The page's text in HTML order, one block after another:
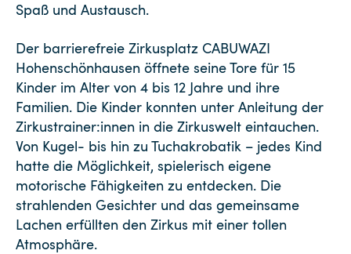
Spaß und Austausch.
Der barrierefreie Zirkusplatz CABUWAZI
Hohenschönhausen öffnete seine Tore für 15
Kinder im Alter von 4 bis 12 Jahre und ihre
Familien. Die Kinder konnten unter Anleitung der
Zirkustrainer:innen in die Zirkuswelt eintauchen.
Von Kugel- bis hin zu Tuchakrobatik – jedes Kind
hatte die Möglichkeit, spielerisch eigene
motorische Fähigkeiten zu entdecken. Die
strahlenden Gesichter und das gemeinsame
Lachen erfüllten den Zirkus mit einer tollen
Atmosphäre.